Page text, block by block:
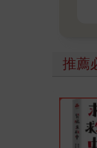
推薦